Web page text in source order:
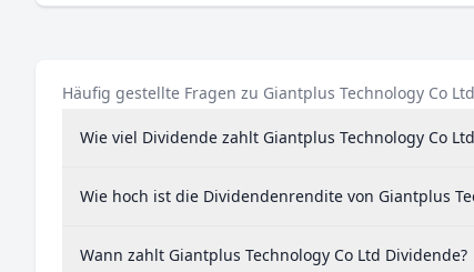
Häufig gestellte Fragen zu Giantplus Technology Co Ltd
Wie viel Dividende zahlt Giantplus Technology Co
Wie hoch ist die Dividendenrendite von Giantplus
Wann zahlt Giantplus Technology Co Ltd Dividende?